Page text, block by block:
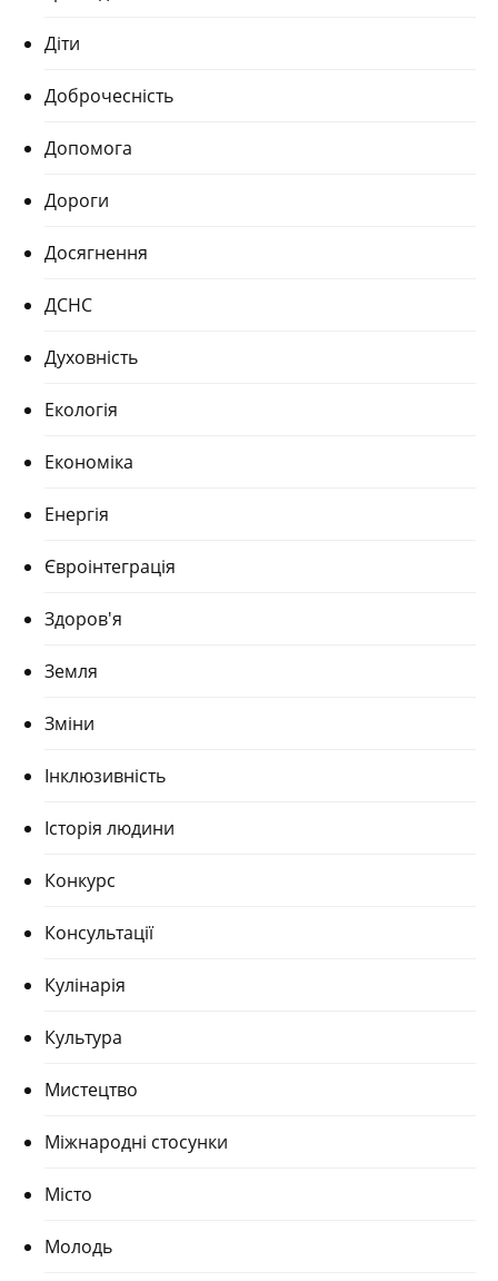
Діти
Доброчесність
Допомога
Дороги
Досягнення
ДСНС
Духовність
Екологія
Економіка
Енергія
Євроінтеграція
Здоров'я
Земля
Зміни
Інклюзивність
Історія людини
Конкурс
Консультації
Кулінарія
Культура
Мистецтво
Міжнародні стосунки
Місто
Молодь